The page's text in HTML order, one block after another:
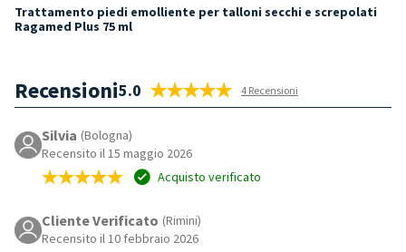
Trattamento piedi emolliente per talloni secchi e screpolati
Ragamed Plus 75 ml
Recensioni5.0 4 Recensioni
Silvia (Bologna)
Recensito il 15 maggio 2026
Acquisto verificato
Cliente Verificato (Rimini)
Recensito il 10 febbraio 2026